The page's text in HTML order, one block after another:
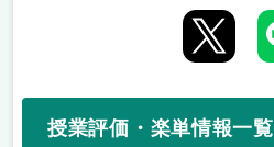
授業評価・楽単情報一覧